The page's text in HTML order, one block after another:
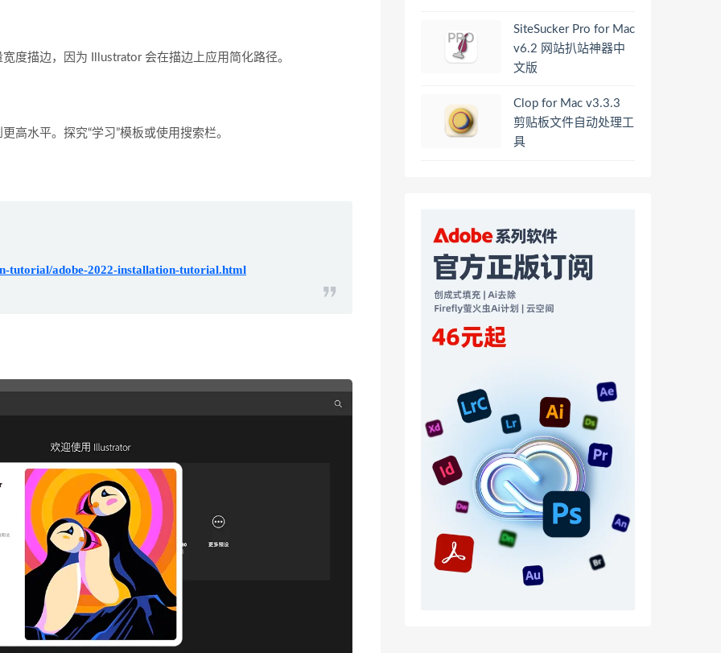
度描边，因为 Illustrator 会在描边上应用简化路径。
高水平。探究“学习”模板或使用搜索栏。
tutorial/adobe-2022-installation-tutorial.html
SiteSucker Pro for Mac
v6.2 网站扒站神器中
文版
Clop for Mac v3.3.3
剪贴板文件自动处理工
具